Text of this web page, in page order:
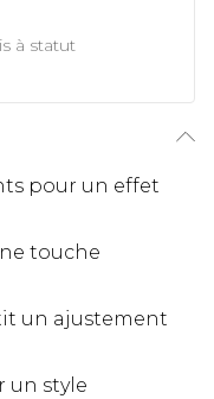
à statut
pour un effet
touche
un ajustement
un style